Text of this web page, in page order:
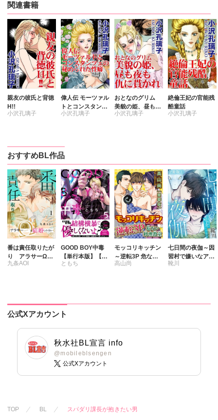
関連書籍
親友の彼氏と背徳
H!!
小沢孔璃子
偉人伝 モーツァル
トとコンスタンツ
ェの秘められた性
小沢孔璃子
おとなのグリム
美貌の姫、昼も夜
も仇に貫かれ
小沢孔璃子
絶倫王妃の官能残
酷童話
小沢孔璃子
おすすめBL作品
番は責任取りたが
り アラサーΩは
結婚したくない
九条AOI
GOOD BOY中毒
【単行本版】【電
子限定特典付き】
ともち
モッコリキッチン
～逆転3P 危ない
料理教室【豪華
高山尚
七日間の夜伽～因
習村で嫌いなアイ
ツと～【合冊版】
靴川
公式Xアカウント
秋水社BL宣言 info
@mobileblsengen
公式Xアカウント
TOP BL スパダリ課長が抱きたい男